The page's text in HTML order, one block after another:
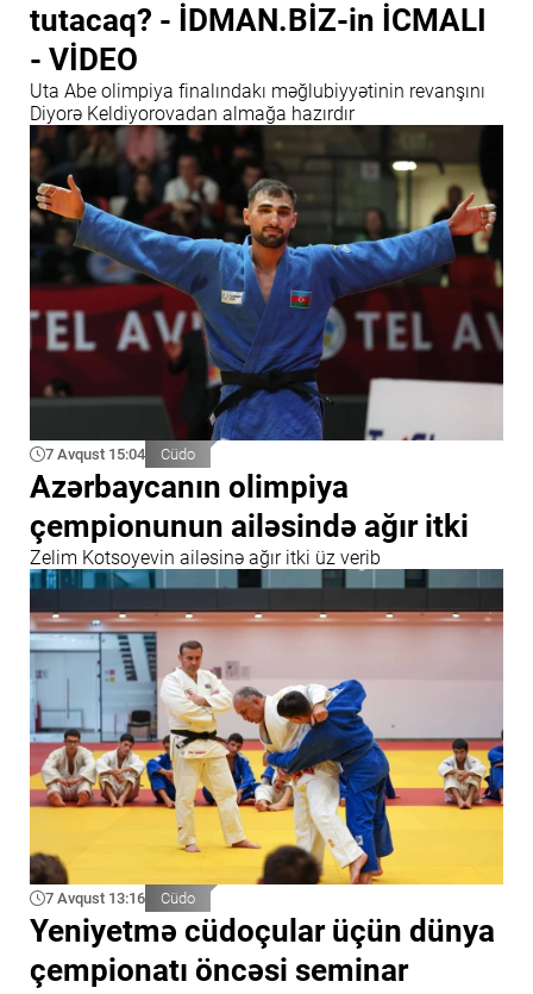
tutacaq? - İDMAN.BİZ-in İCMALI
- VİDEO
Uta Abe olimpiya finalındakı məğlubiyyətinin revanşını
Diyorə Keldiyorovadan almağa hazırdır
7 Avqust 15:04 Cüdo
Azərbaycanın olimpiya
çempionunun ailəsində ağır itki
Zelim Kotsoyevin ailəsinə ağır itki üz verib
7 Avqust 13:16 Cüdo
Yeniyetmə cüdoçular üçün dünya
çempionatı öncəsi seminar